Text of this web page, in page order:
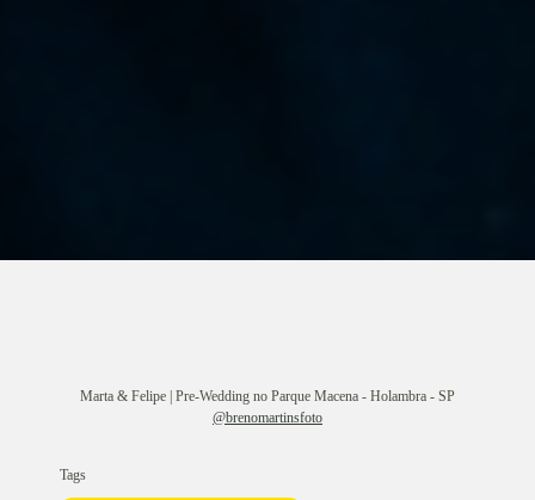
Marta & Felipe | Pre-Wedding no Parque Macena - Holambra - SP
@brenomartinsfoto
Tags